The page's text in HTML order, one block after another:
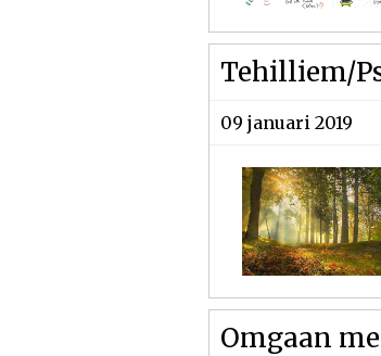
Tehilliem/
09 januari 2019
Omgaan